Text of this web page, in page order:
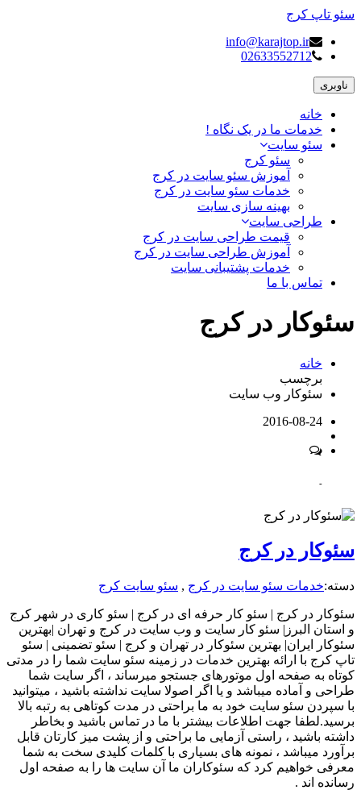
سئو تاپ کرج
info@karajtop.ir
02633552712
ناوبری
خانه
خدمات ما در یک نگاه !
سئو سایت
سئو کرج
آموزش سئو سایت در کرج
خدمات سئو سایت در کرج
بهینه سازی سایت
طراحی سایت
قیمت طراحی سایت در کرج
آموزش طراحی سایت در کرج
خدمات پشتیبانی سایت
تماس با ما
سئوکار در کرج
خانه
برچسب
سئوکار وب سایت
2016-08-24
-
سئوکار در کرج
دسته:خدمات سئو سایت در کرج , سئو سایت کرج
سئوکار در کرج | سئو کار حرفه ای در کرج | سئو کاری در شهر کرج
و استان البرز| سئو کار سایت و وب سایت در کرج و تهران |بهترین
سئوکار ایران| بهترین سئوکار در تهران و کرج | سئو تضمینی | سئو
تاپ کرج با ارائه بهترین خدمات در زمینه سئو سایت شما را در مدتی
کوتاه به صفحه اول موتورهای جستجو میرساند ، اگر سایت شما
طراحی و آماده میباشد و یا اگر اصولا سایت نداشته باشید ، میتوانید
با سپردن سئو سایت خود به ما براحتی در مدت کوتاهی به رتبه بالا
برسید.لطفا جهت اطلاعات بیشتر با ما در تماس باشید و بخاطر
داشته باشید ، راستی آزمایی ما براحتی و از پشت میز کارتان قابل
برآورد میباشد ، نمونه های بسیاری با کلمات کلیدی سخت به شما
معرفی خواهیم کرد که سئوکاران ما آن سایت ها را به صفحه اول
رسانده اند .